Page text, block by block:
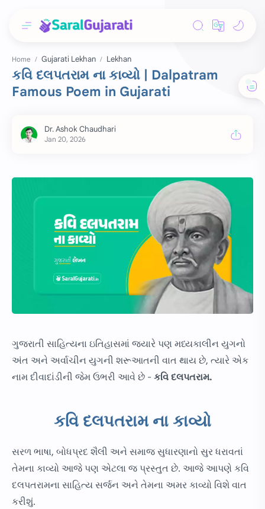
Home Gujarati Lekhan Lekhan
કવિ દલપતરામ ના કાવ્યો | Dalpatram
Famous Poem in Gujarati
ગુજરાતી સાહિત્યના ઇતિહાસમાં જ્યારે પણ મધ્યકાલીન યુગનો
અંત અને અર્વાચીન યુગની શરૂઆતની વાત થાય છે, ત્યારે એક
નામ દીવાદાંડીની જેમ ઉભરી આવે છે - કવિ દલપતરામ.
કવિ દલપતરામ ના કાવ્યો
સરળ ભાષા, બોધપ્રદ શૈલી અને સમાજ સુધારણાનો સુર ધરાવતાં
તેમના કાવ્યો આજે પણ એટલા જ પ્રસ્તુત છે. આજે આપણે કવિ
દલપતરામના સાહિત્ય સર્જન અને તેમના અમર કાવ્યો વિશે વાત
કરીશું.